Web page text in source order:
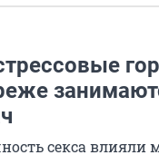
секса влияли